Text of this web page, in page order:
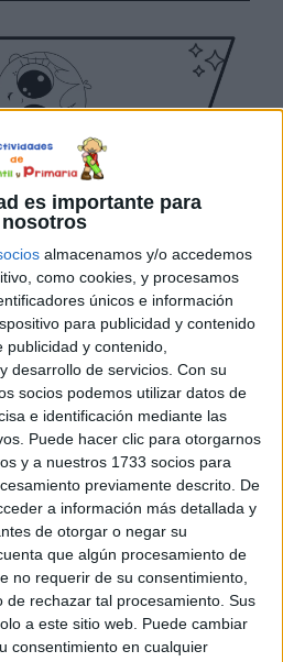
es importante para
nosotros
almacenamos y/o accedemos
como cookies, y procesamos
únicos e información
para publicidad y contenido
publicidad y contenido,
desarrollo de servicios. Con su
socios podemos utilizar datos de
e identificación mediante las
Puede hacer clic para otorgarnos
y a nuestros 1733 socios para
previamente descrito. De
a información más detallada y
de otorgar o negar su
que algún procesamiento de
no requerir de su consentimiento,
de rechazar tal procesamiento. Sus
a este sitio web. Puede cambiar
consentimiento en cualquier